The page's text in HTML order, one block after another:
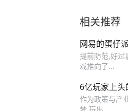
相关推荐
网易的蛋仔
提前防范,好过
戏推向了...
6亿玩家上
作为政策与产